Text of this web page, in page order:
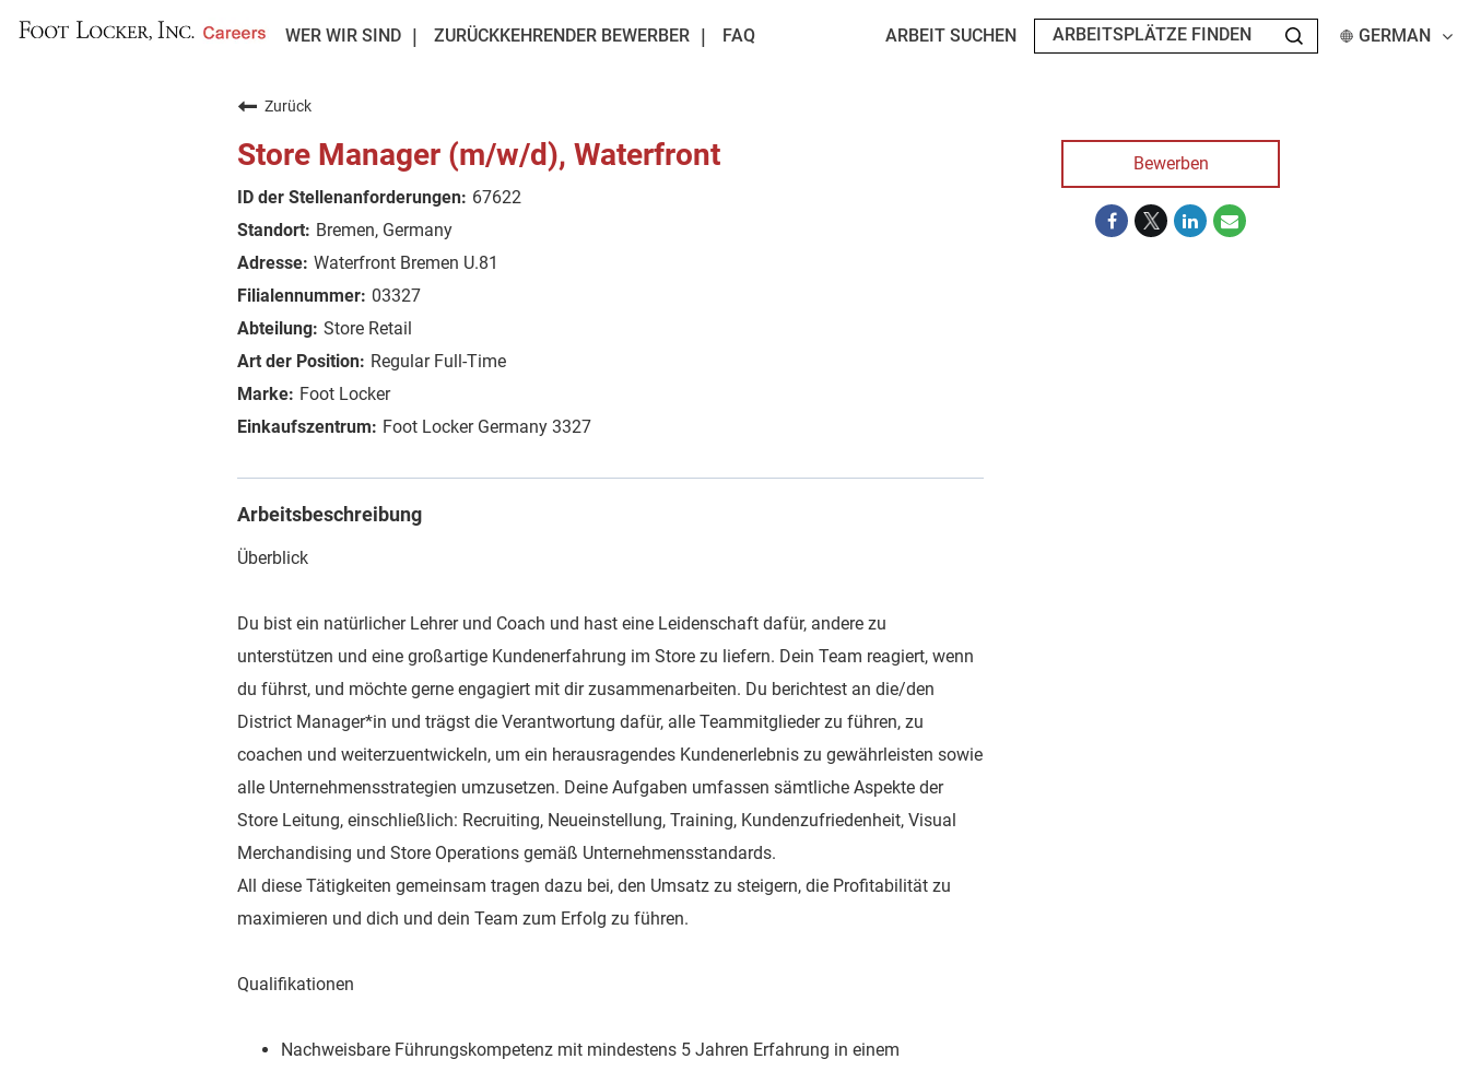
WER WIR SIND ZURÜCKKEHRENDER BEWERBER FAQ ARBEIT SUCHEN GERMAN
Zurück
Store Manager (m/w/d), Waterfront
67622
Bremen, Germany
Waterfront Bremen U.81
03327
Store Retail
Regular Full-Time
Foot Locker
Foot Locker Germany 3327
Arbeitsbeschreibung
Überblick
Du bist ein natürlicher Lehrer und Coach und hast eine Leidenschaft dafür, andere zu
unterstützen und eine großartige Kundenerfahrung im Store zu liefern. Dein Team reagiert, wenn
du führst, und möchte gerne engagiert mit dir zusammenarbeiten. Du berichtest an die/den
District Manager*in und trägst die Verantwortung dafür, alle Teammitglieder zu führen, zu
coachen und weiterzuentwickeln, um ein herausragendes Kundenerlebnis zu gewährleisten sowie
alle Unternehmensstrategien umzusetzen. Deine Aufgaben umfassen sämtliche Aspekte der
Store Leitung, einschließlich: Recruiting, Neueinstellung, Training, Kundenzufriedenheit, Visual
Merchandising und Store Operations gemäß Unternehmensstandards.
All diese Tätigkeiten gemeinsam tragen dazu bei, den Umsatz zu steigern, die Profitabilität zu
maximieren und dich und dein Team zum Erfolg zu führen.
Qualifikationen
Nachweisbare Führungskompetenz mit mindestens 5 Jahren Erfahrung in einem
Bewerben